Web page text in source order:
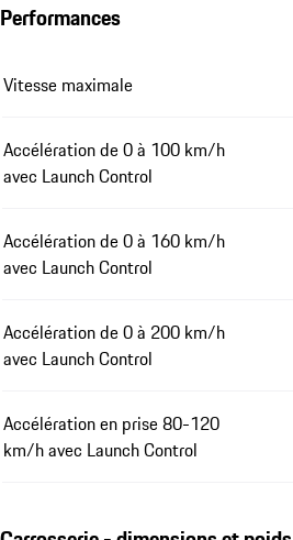
Performances
Vitesse maximale
Accélération de 0 à 100 km/h
avec Launch Control
Accélération de 0 à 160 km/h
avec Launch Control
Accélération de 0 à 200 km/h
avec Launch Control
Accélération en prise 80-120
km/h avec Launch Control